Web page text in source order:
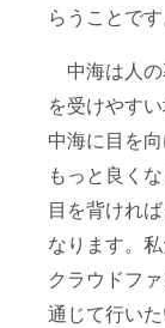
らうことです
中海は人
を受けやすい
中海に目を
もっと良く
目を背けれ
なります。
クラウドフ
通じて行い